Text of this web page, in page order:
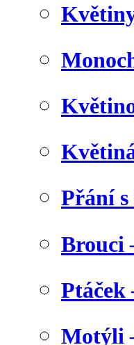
Přání
Brouci
Ptáček
Motýli